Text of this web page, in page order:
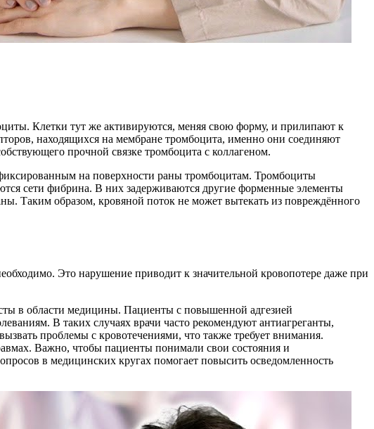
Клетки тут же активируются, меняя свою форму, и прилипают к
находящихся на мембране тромбоцита, именно они соединяют
прочной связке тромбоцита с коллагеном.
на поверхности раны тромбоцитам. Тромбоциты
сети фибрина. В них задерживаются другие форменные элементы
Таким образом, кровяной поток не может вытекать из повреждённого
Это нарушение приводит к значительной кровопотере даже при
в области медицины. Пациенты с повышенной адгезией
В таких случаях врачи часто рекомендуют антиагреганты,
проблемы с кровотечениями, что также требует внимания.
Важно, чтобы пациенты понимали свои состояния и
в медицинских кругах помогает повысить осведомленность